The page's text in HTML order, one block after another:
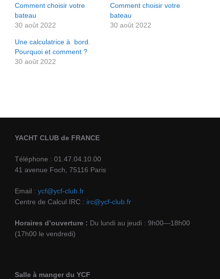
Comment choisir votre
bateau
30 août 2022
Comment choisir votre
bateau
30 août 2022
Une calculatrice à bord.
Pourquoi et comment ?
30 août 2022
YACHT CLUB de FRANCE
Téléphone : 01.47.04.10.00
41 avenue Foch, 75116 Paris
Email : ycf@ycf-club.fr
Centre de Calcul IRC : irc@ycf-club.fr
Horaires d’ouverture : Du lundi au jeudi : 9h00—18h00
(17h00 le vendredi)
Salle à manger du YCF